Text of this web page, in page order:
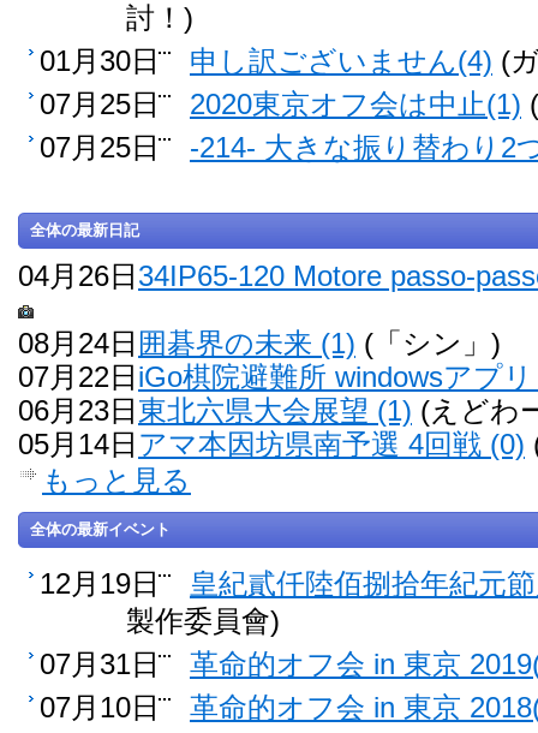
討！)
01月30日
申し訳ございません(4) (
07月25日
2020東京オフ会は中止(1)
07月25日
-214- 大きな振り替わり2
全体の最新日記
04月26日 34IP65-120 Motore passo-
08月24日 囲碁界の未来 (1) (「シン」)
07月22日 iGo棋院避難所 windowsアプ
06月23日 東北六県大会展望 (1) (えどわ
05月14日 アマ本因坊県南予選 4回戦 (0)
もっと見る
全体の最新イベント
12月19日
皇紀貳仟陸佰捌拾年紀元
製作委員會)
07月31日
革命的オフ会 in 東京
07月10日
革命的オフ会 in 東京